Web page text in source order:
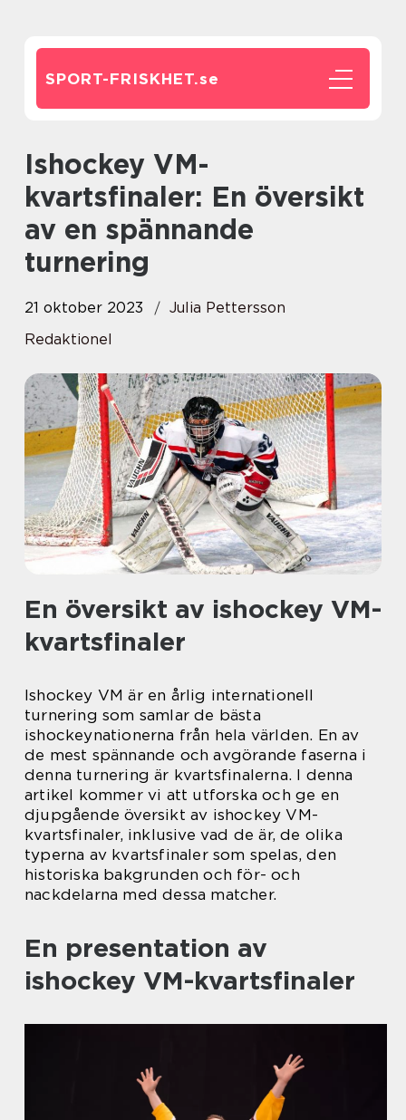
SPORT-FRISKHET.se
Ishockey VM-
kvartsfinaler: En översikt
av en spännande
turnering
21 oktober 2023
Julia Pettersson
Redaktionel
En översikt av ishockey VM-
kvartsfinaler
Ishockey VM är en årlig internationell
turnering som samlar de bästa
ishockeynationerna från hela världen. En av
de mest spännande och avgörande faserna i
denna turnering är kvartsfinalerna. I denna
artikel kommer vi att utforska och ge en
djupgående översikt av ishockey VM-
kvartsfinaler, inklusive vad de är, de olika
typerna av kvartsfinaler som spelas, den
historiska bakgrunden och för- och
nackdelarna med dessa matcher.
En presentation av
ishockey VM-kvartsfinaler